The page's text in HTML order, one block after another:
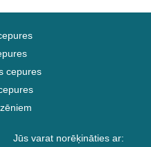
cepures
Jūs varat norēķināties ar: